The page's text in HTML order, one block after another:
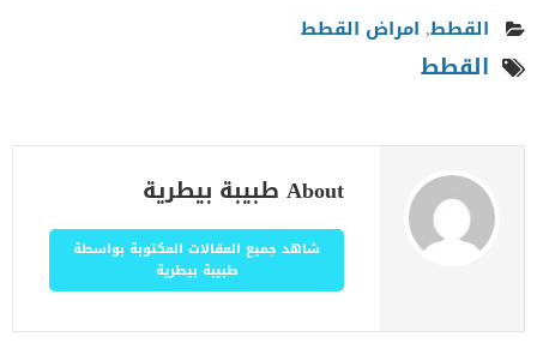
القطط, امراض القطط
القطط
About طبيبة بيطرية
شاهد جميع المقالات المكتوبة بواسطة
طبيبة بيطرية